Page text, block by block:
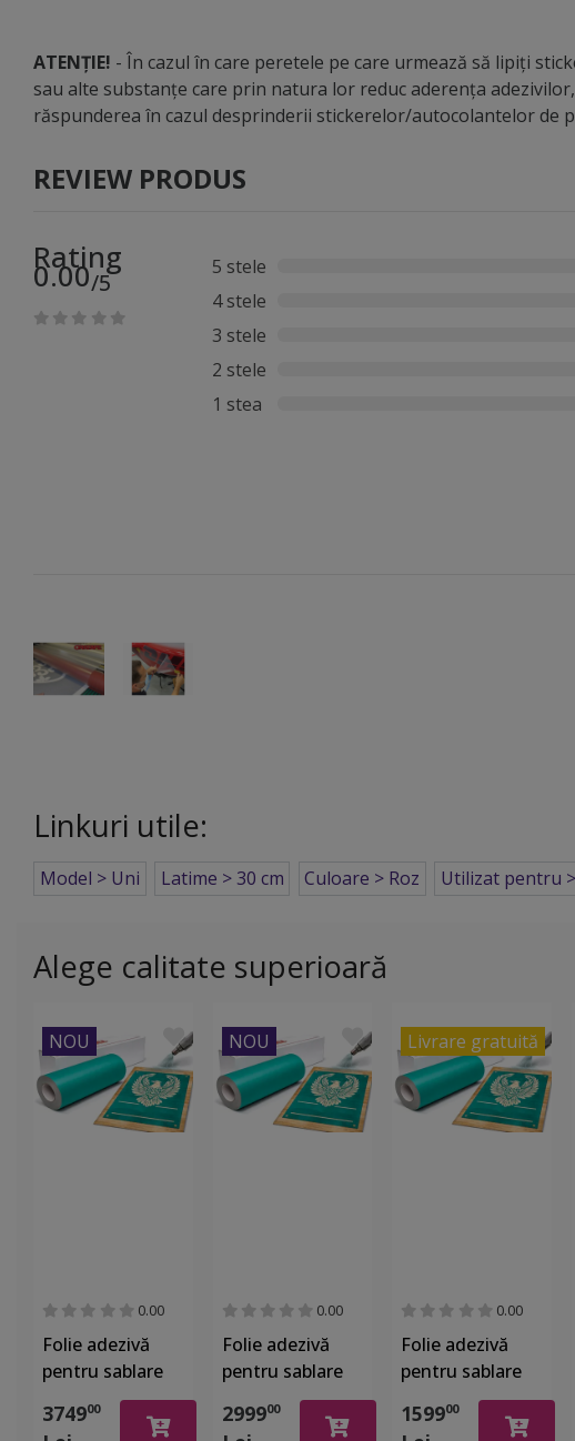
ATENȚIE! - În cazul în care peretele pe care urmează să lipiți
sau alte substanțe care prin natura lor reduc aderența
răspunderea în cazul desprinderii stickerelor/autocolantelor de
REVIEW PRODUS
Rating
0.00/5
5 stele
4 stele
3 stele
2 stele
1 stea
Linkuri utile:
Model > Uni Latime > 30 cm Culoare > Roz Utilizat pentru
Alege calitate superioară
NOU
0.00
Folie adezivă
pentru sablare
ORAMASK 831 –
stencil
374900
NOU
0.00
Folie adezivă
pentru sablare
ORAMASK 831 –
stencil
299900
Livrare gratuită
0.00
Folie adezivă
pentru sablare
ORAMASK 831 –
stencil
159900